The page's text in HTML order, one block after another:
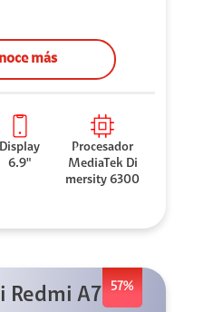
más
Display
6.9"
Procesador
MediaTek Di
mersity 6300
57%
Redmi A7